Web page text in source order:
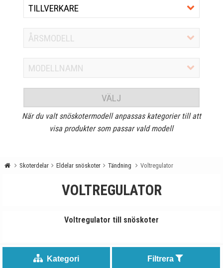
VÄLJ
När du valt snöskotermodell anpassas kategorier till att
visa produkter som passar vald modell
Skoterdelar Eldelar snöskoter Tändning Voltregulator
VOLTREGULATOR
Voltregulator till snöskoter
Kategori Filtrera